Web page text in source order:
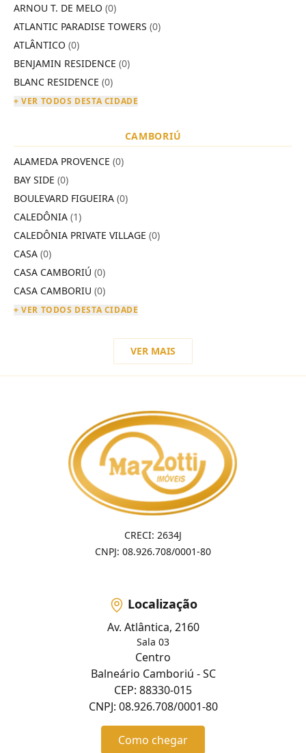
ARNOU T. DE MELO (0)
ATLANTIC PARADISE TOWERS (0)
ATLÂNTICO (0)
BENJAMIN RESIDENCE (0)
BLANC RESIDENCE (0)
+ VER TODOS DESTA CIDADE
CAMBORIÚ
ALAMEDA PROVENCE (0)
BAY SIDE (0)
BOULEVARD FIGUEIRA (0)
CALEDÔNIA (1)
CALEDÔNIA PRIVATE VILLAGE (0)
CASA (0)
CASA CAMBORIÚ (0)
CASA CAMBORIU (0)
+ VER TODOS DESTA CIDADE
VER MAIS
CRECI: 2634J
CNPJ: 08.926.708/0001-80
Localização
Av. Atlântica, 2160
Sala 03
Centro
Balneário Camboriú - SC
CEP: 88330-015
CNPJ: 08.926.708/0001-80
Como chegar